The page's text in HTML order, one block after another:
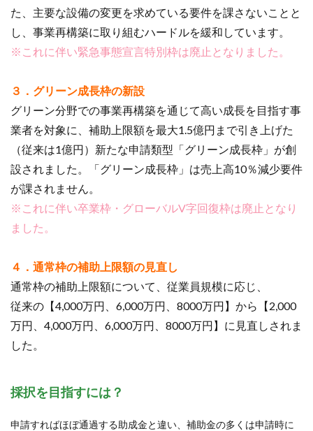
た、主要な設備の変更を求めている要件を課さないことと
し、事業再構築に取り組むハードルを緩和しています。
※これに伴い緊急事態宣言特別枠は廃止となりました。
３．グリーン成長枠の新設
グリーン分野での事業再構築を通じて高い成長を目指す事
業者を対象に、補助上限額を最大1.5億円まで引き上げた
（従来は1億円）新たな申請類型「グリーン成長枠」が創
設されました。「グリーン成長枠」は売上高10％減少要件
が課されません。
※これに伴い卒業枠・グローバルV字回復枠は廃止となり
ました。
４．通常枠の補助上限額の見直し
通常枠の補助上限額について、従業員規模に応じ、
従来の【4,000万円、6,000万円、8000万円】から【2,000
万円、4,000万円、6,000万円、8000万円】に見直しされま
した。
採択を目指すには？
申請すればほぼ通過する助成金と違い、補助金の多くは申請時に